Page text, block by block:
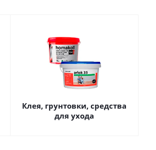
Клея, грунтовки, средства
для ухода